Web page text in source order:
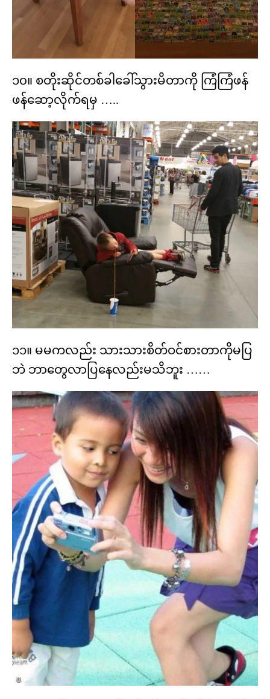
၁၀။ စတိုးဆိုင်တစ်ခါခေါ်သွားမိတာကို ကြံကြံဖန်
ဖန်ဆော့လိုက်ရမှ …..
၁၁။ မမကလည်း သားသားစိတ်ဝင်စားတာကိုမပြ
ဘဲ ဘာတွေလာပြနေလည်းမသိဘူး ……